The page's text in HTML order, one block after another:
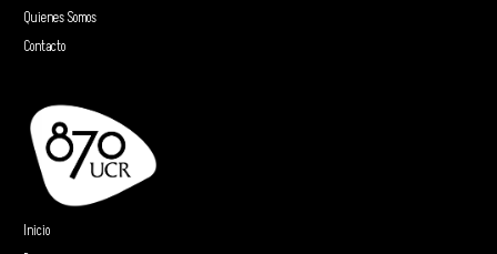
Quienes Somos
Contacto
Inicio